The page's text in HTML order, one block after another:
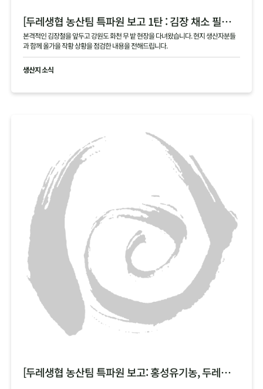
[두레생협 농산팀 특파원 보고 1탄 : 김장 채소 필지 점검 현황 공유]
본격적인 김장철을 앞두고 강원도 화천 무 밭 현장을 다녀왔습니다. 현지 생산자분들
과 함께 올가을 작황 상황을 점검한 내용을 전해드립니다.
생산지 소식
[두레생협 농산팀 특파원 보고: 홍성유기농, 두레한강 비 피해 현황 공유 ]